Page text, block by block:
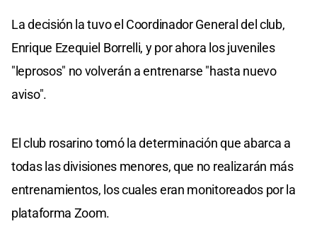
La decisión la tuvo el Coordinador General del club,
Enrique Ezequiel Borrelli, y por ahora los juveniles
"leprosos" no volverán a entrenarse "hasta nuevo
aviso".
El club rosarino tomó la determinación que abarca a
todas las divisiones menores, que no realizarán más
entrenamientos, los cuales eran monitoreados por la
plataforma Zoom.